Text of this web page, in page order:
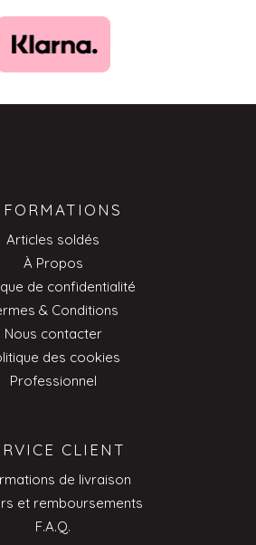
Articles soldés
À Propos
de confidentialité
& Conditions
Nous contacter
des cookies
Professionnel
CLIENT
de livraison
et remboursements
F.A.Q.